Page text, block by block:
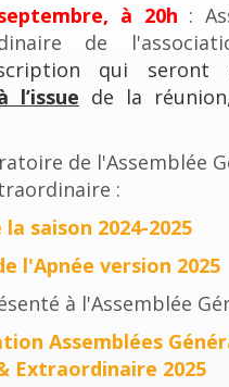
à 20h :
de
qui seront
l’issue de la
de l'Assemblée
:
la saison 2024-2025
l'Apnée version 2025
à l'Assemblée
Assemblées
Extraordinaire 2025